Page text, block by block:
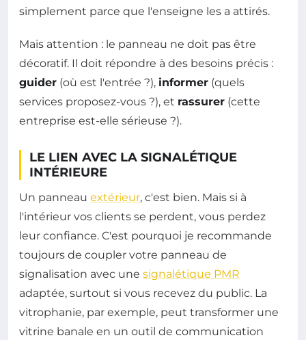
simplement parce que l'enseigne les a attirés.
Mais attention : le panneau ne doit pas être
décoratif. Il doit répondre à des besoins précis :
guider (où est l'entrée ?), informer (quels
services proposez-vous ?), et rassurer (cette
entreprise est-elle sérieuse ?).
LE LIEN AVEC LA SIGNALÉTIQUE
INTÉRIEURE
Un panneau extérieur, c'est bien. Mais si à
l'intérieur vos clients se perdent, vous perdez
leur confiance. C'est pourquoi je recommande
toujours de coupler votre panneau de
signalisation avec une signalétique PMR
adaptée, surtout si vous recevez du public. La
vitrophanie, par exemple, peut transformer une
vitrine banale en un outil de communication